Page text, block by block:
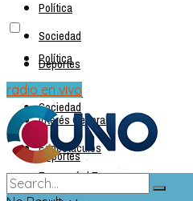
Política
Sociedad
Deportes
Policiales
Interés General
Espectáculos
Economía | Empresas
Política
Sociedad
Deportes
radio en vivo